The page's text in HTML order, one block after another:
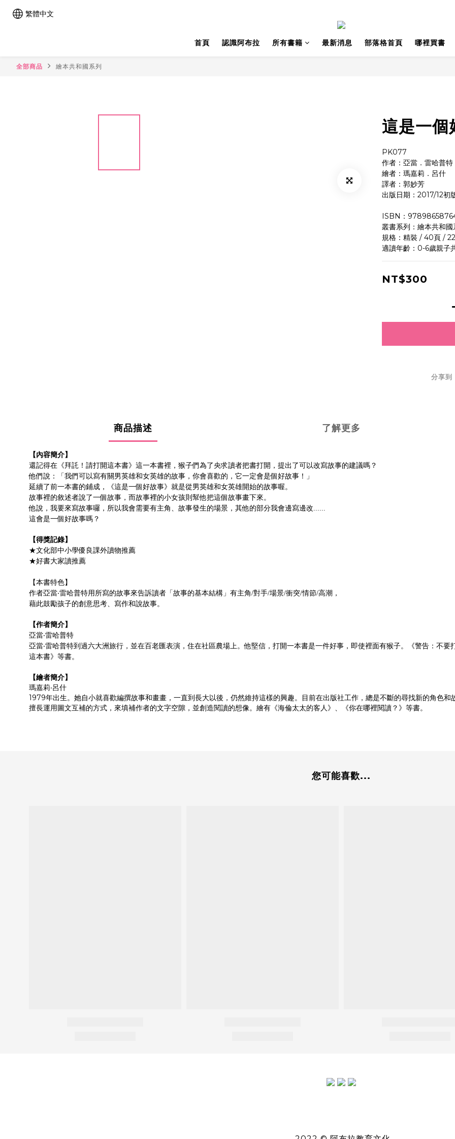
繁體中文
首頁 認識阿布拉 所有書籍 最新消息 部落格首頁 哪裡買書
全部商品 繪本共和國系列
這是一個
PK077
作者：亞當．雷哈普特
繪者：瑪嘉莉．呂什
譯者：郭妙芳
出版日期：2017/12初
ISBN：
叢書系列：繪本共和國
規格：精裝 / 40頁 /
適讀年齡：0-6歲親子
NT$300
分享到
商品描述 了解更多
【內容簡介】
還記得在《拜託！請打開這本書》這一本書裡，猴子們為了央求讀者把書打開，提出了可以改寫故事的建議嗎？
他們說：「我們可以寫有關男英雄和女英雄的故事，你會喜歡的，它一定會是個好故事！」
延續了前一本書的鋪成，《這是一個好故事》就是從男英雄和女英雄開始的故事喔。
故事裡的敘述者說了一個故事，而故事裡的小女孩則幫他把這個故事畫下來。
他說，我要來寫故事囉，所以我會需要有主角、故事發生的場景，其他的部分我會邊寫邊改......
這會是一個好故事嗎？
【得獎記錄】
★文化部中小學優良課外讀物推薦
★好書大家讀推薦
【本書特色】
作者亞當‧雷哈普特用所寫的故事來告訴讀者「故事的基本結構」有主角/對手/場景/衝突/情節/高潮，
藉此鼓勵孩子的創意思考、寫作和說故事。
【作者簡介】
亞當‧雷哈普特
亞當‧雷哈普特到過六大洲旅行，並在百老匯表演，住在社區農場上。他堅信，打開一本書是一件好事，即使裡面有猴子。《警告：不
這本書》等書。
【繪者簡介】
瑪嘉莉‧呂什
1979年出生。她自小就喜歡編撰故事和畫畫，一直到長大以後，仍然維持這樣的興趣。目前在出版社工作，總是不斷的尋找新的角色和
擅長運用圖文互補的方式，來填補作者的文字空隙，並創造閱讀的想像。繪有《海倫太太的客人》、《你在哪裡閱讀？》等書。
您可能喜歡...